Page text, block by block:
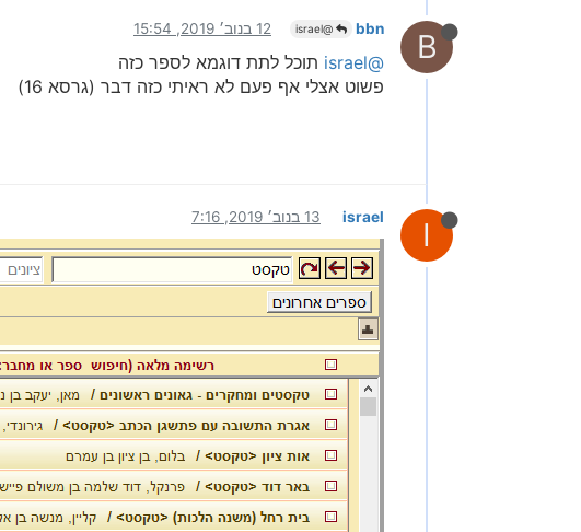
B
bbn
@israel 12 בנוב׳ 2019, 15:54
@israel
תוכל לתת דוגמא לספר כזה
פשוט אצלי אף פעם לא ראיתי כזה דבר (גרסא 16)
I
israel 13 בנוב׳ 2019, 7:16